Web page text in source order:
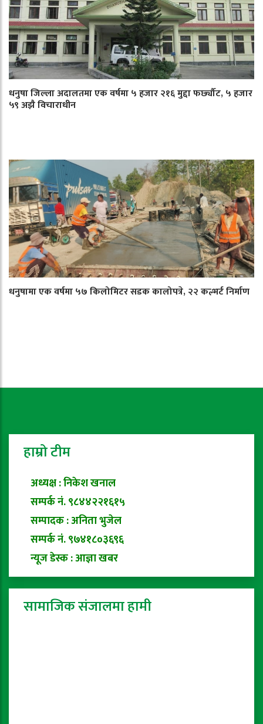
धनुषा जिल्ला अदालतमा एक वर्षमा ५ हजार २१६ मुद्दा फर्छ्यौट, ५ हजार
५९ अझै विचाराधीन
धनुषामा एक वर्षमा ५७ किलोमिटर सडक कालोपत्रे, २२ कल्भर्ट निर्माण
हाम्रो टीम
अध्यक्ष : निकेश खनाल
सम्पर्क नं. ९८४४२२१६१५
सम्पादक : अनिता भुजेल
सम्पर्क नं. ९७४१८०३६९६
न्यूज डेस्क : आज्ञा खबर
सामाजिक संजालमा हामी